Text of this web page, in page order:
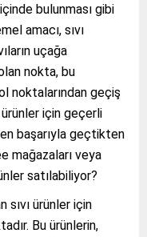
bulunması gibi
amacı, sıvı
uçağa
nokta, bu
noktalarından geçiş
ürünler için geçerli
başarıyla geçtikten
mağazaları veya
satılabiliyor?
sıvı ürünler için
Bu ürünlerin,